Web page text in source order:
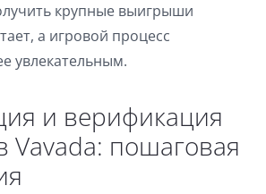
крупные выигрыши
а игровой процесс
увлекательным.
и верификация
Vavada: пошаговая
options